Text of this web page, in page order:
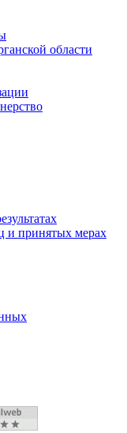
области
и принятых мерах